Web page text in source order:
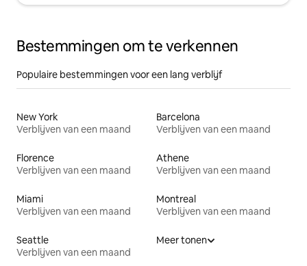
Bestemmingen om te verkennen
Populaire bestemmingen voor een lang verblijf
New York
Verblijven van een maand
Barcelona
Verblijven van een maand
Florence
Verblijven van een maand
Athene
Verblijven van een maand
Miami
Verblijven van een maand
Montreal
Verblijven van een maand
Seattle
Verblijven van een maand
Meer tonen